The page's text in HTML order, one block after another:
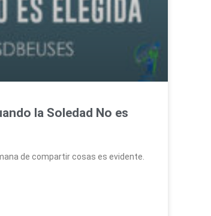
la Soledad No es
de compartir cosas es evidente.